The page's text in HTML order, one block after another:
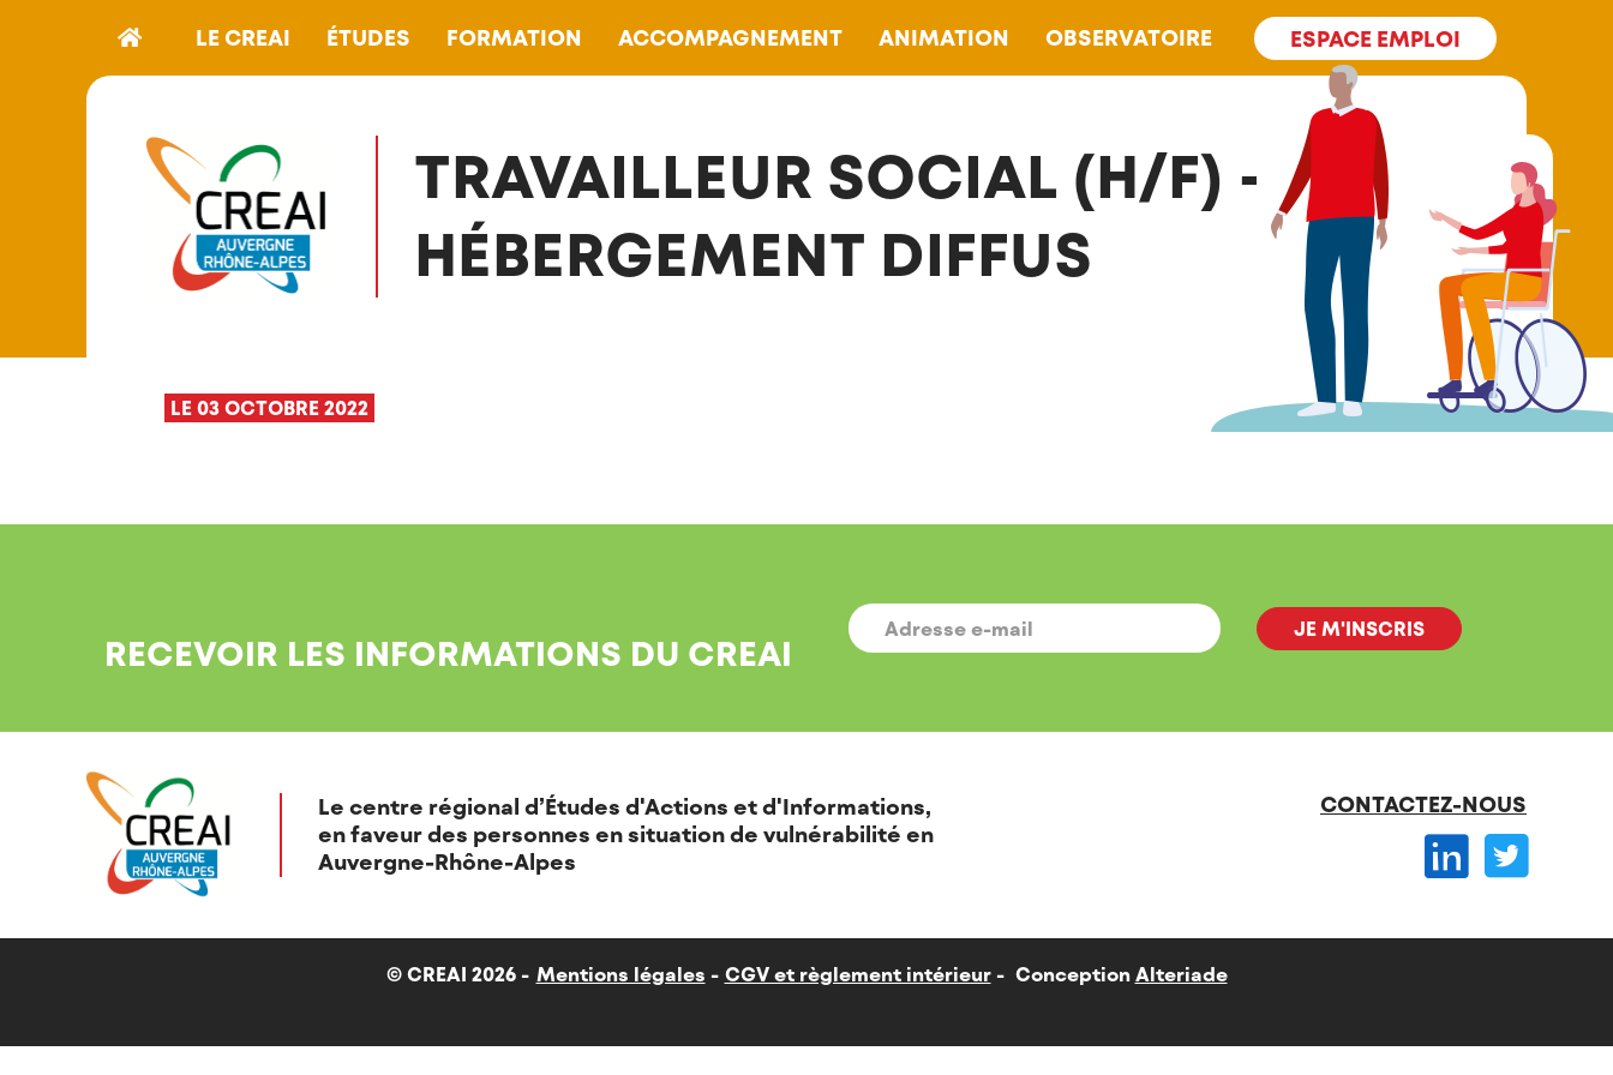
LE CREAI ÉTUDES FORMATION ACCOMPAGNEMENT ANIMATION OBSERVATOIRE ESPACE EMPLOI
TRAVAILLEUR SOCIAL (H/F) –
HÉBERGEMENT DIFFUS
LE 03 OCTOBRE 2022
RECEVOIR LES INFORMATIONS DU CREAI
E-
MAIL *
Le centre régional d’Études d'Actions et d'Informations,
en faveur des personnes en situation de vulnérabilité en
Auvergne-Rhône-Alpes
CONTACTEZ-NOUS
© CREAI 2026 - Mentions légales CGV et règlement intérieur Conception Alteriade